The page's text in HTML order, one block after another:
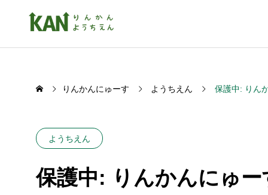
りんかんにゅーす ようちえん 保護中: りん
ようちえん
保護中: りんかんにゅー